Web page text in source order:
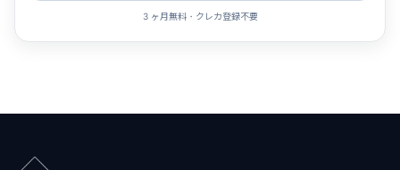
3 ヶ月無料・クレカ登録不要